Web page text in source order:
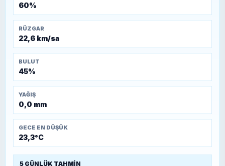
60%
RÜZGAR
22,6 km/sa
BULUT
45%
YAĞIŞ
0,0 mm
GECE EN DÜŞÜK
23,3°C
5 GÜNLÜK TAHMIN